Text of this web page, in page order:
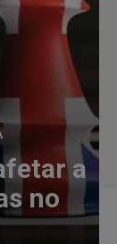
a
no